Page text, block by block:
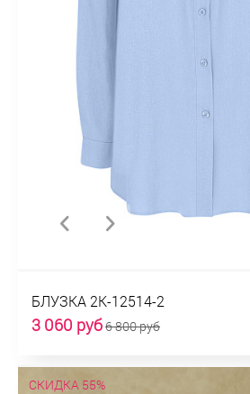
БЛУЗКА 2К-12514-2
3 060 руб6 800 руб
СКИДКА 55%